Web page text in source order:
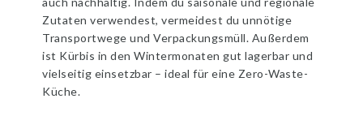
Zutaten verwendest, vermeidest du unnötige
Transportwege und Verpackungsmüll. Außerdem
ist Kürbis in den Wintermonaten gut lagerbar und
vielseitig einsetzbar – ideal für eine Zero-Waste-
Küche.